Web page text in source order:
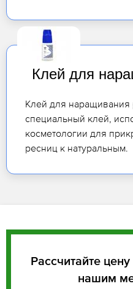
Клей для
Клей для наращивания
специальный клей,
косметологии для
ресниц к натуральным.
Рассчитайте
нашим